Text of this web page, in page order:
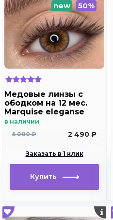
new 50%
Медовые линзы с
ободком на 12 мес.
Marquise eleganse
brown
в наличии
5 000 ₽
2 490 ₽
Заказать в 1 клик